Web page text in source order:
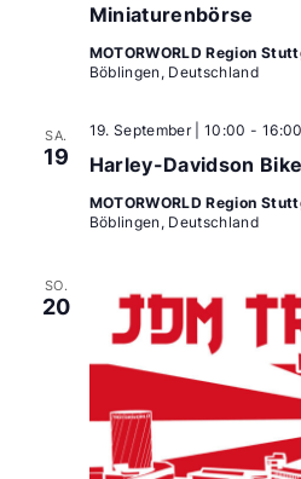
Miniaturenbörse
MOTORWORLD Region
Böblingen, Deutschland
SA.
19 Harley-Davidson
19. September | 10:00 - 16:00
MOTORWORLD Region
Böblingen, Deutschland
SO.
20